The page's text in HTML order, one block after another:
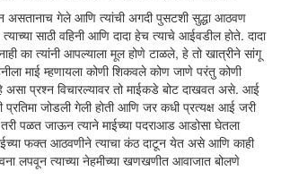
असतानाच गेले आणि त्यांची अगदी पुसटशी सुद्धा आठवण
साठी वहिनी आणि दादा हेच त्याचे आईवडील होते. दादा
का त्यांनी आपल्याला मूल होणे टाळले, हे तो खात्रीने सांगू
माई म्हणायला कोणी शिकवले कोण जाणे परंतु कोणी
प्रश्न विचारल्यावर तो माईकडे बोट दाखवत असे. आई
प्रतिमा जोडली गेली होती आणि जर कधी प्रत्यक्ष आई जरी
तरी पळत जाऊन त्याने माईच्या पदराआड आडोसा घेतला
फक्त आठवणीने त्याचा कंठ दाटून येत असे आणि काही
लपवून त्याच्या नेहमीच्या खणखणीत आवाजात बोलणे